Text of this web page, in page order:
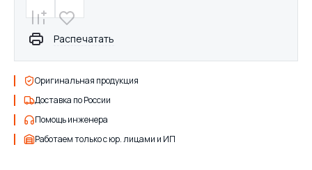
Распечатать
Оригинальная продукция
Доставка по России
Помощь инженера
Работаем только с юр. лицами и ИП